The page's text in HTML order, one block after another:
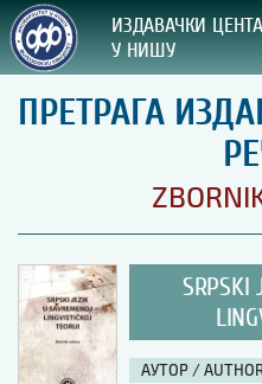
ИЗДАВАЧКИ
У НИШУ
СВА
ВРСТА
ПРЕТРАГА
SRPSKI
АУТОР /